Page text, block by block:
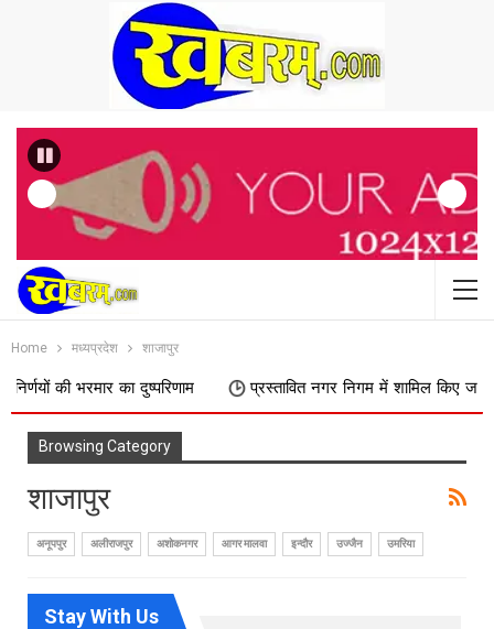
Previous
Home मध्यप्रदेश शाजापुर
भरमार का दुष्परिणाम प्रस्तावित नगर निगम में शामिल किए जाने का
Browsing Category
शाजापुर
अनूपपुर अलीराजपुर अशोकनगर आगर मालवा इन्दौर उज्जैन उमरिया
Stay With Us